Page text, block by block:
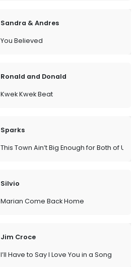
Sandra & Andres
You Believed
Ronald and Donald
Kwek Kwek Beat
Sparks
This Town Ain’t Big Enough for Both of Us
Silvio
Marian Come Back Home
Jim Croce
I’ll Have to Say I Love You in a Song